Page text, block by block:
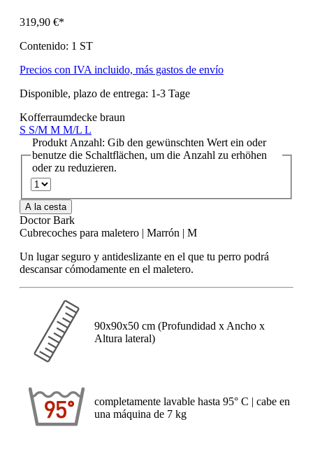
319,90 €*
Contenido: 1 ST
Precios con IVA incluido, más gastos de envío
Disponible, plazo de entrega: 1-3 Tage
Kofferraumdecke braun
S S/M M M/L L
Produkt Anzahl: Gib den gewünschten Wert ein oder
benutze die Schaltflächen, um die Anzahl zu erhöhen
oder zu reduzieren.
A la cesta
Doctor Bark
Cubrecoches para maletero | Marrón | M
Un lugar seguro y antideslizante en el que tu perro podrá
descansar cómodamente en el maletero.
90x90x50 cm (Profundidad x Ancho x
Altura lateral)
completamente lavable hasta 95° C | cabe en
una máquina de 7 kg